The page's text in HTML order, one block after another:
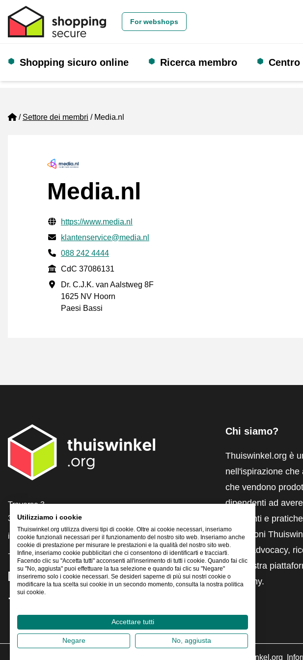
For webshops
Shopping sicuro online Ricerca membro Centro
Home
Settore dei membri Media.nl
Media.nl
Informazioni di contatto verificate
Website URL
https://www.media.nl
Mail
klantenservice@media.nl
Phone number
088 242 4444
CdC
CdC 37086131
Indirizzo commerciale
Dr. C.J.K. van Aalstweg 8F
1625 NV Hoorn
Paesi Bassi
[_General:Contact]
Traverse 3
3905 NL Veenendaal
info@thuiswinkel.org
+31 (0)318 64 85 75
[_General:SocialMediaTitle]
Chi siamo?
Thuiswinkel.org è
nell'ispirazione
che vendono
dipendenti ad
pertinenti e
recensioni
legali, advocacy,
una nostra
Academy.
Thuiswinkel.org
Utilizziamo i cookie
Thuiswinkel.org utilizza diversi tipi di cookie. Oltre ai cookie necessari, inseriamo
cookie funzionali necessari per il funzionamento del nostro sito web. Inseriamo anche
cookie di prestazione per misurare le prestazioni e la qualità del nostro sito web.
Infine, inseriamo cookie pubblicitari che ci consentono di identificarti e tracciarti.
Facendo clic su "Accetta tutti" acconsenti all'inserimento di tutti i cookie. Quando fai clic
su "No, aggiusta" puoi effettuare la tua selezione e quando fai clic su "Negare"
inseriremo solo i cookie necessari. Se desideri saperne di più sui nostri cookie o
modificare la tua scelta sui cookie in un secondo momento, consulta la nostra politica
sui cookie.
Accettare tutti
Negare No, aggiusta